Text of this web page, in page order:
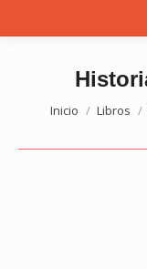
Estás aquí:
Inicio Libros